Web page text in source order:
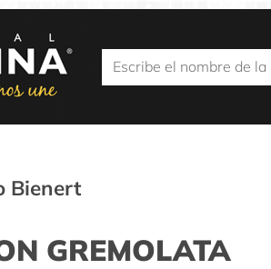
Bienert
GREMOLATA